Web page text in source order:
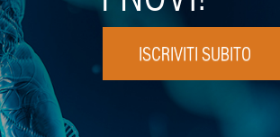
ISCRIVITI SUBITO